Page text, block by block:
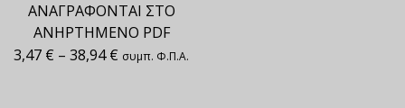
ΑΝΑΓΡΑΦΟΝΤΑΙ ΣΤΟ
ΑΝΗΡΤΗΜΕΝΟ PDF
3,47 € – 38,94€ συμπ. Φ.Π.Α.